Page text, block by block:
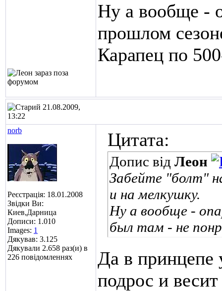
Ну а вообще -
прошлом
Карапец по
21.08.2009,
13:22
norb
Реєстрація: 18.01.2008
Звідки Ви:
Киев,Дарница
Дописи: 1.010
Images: 1
Дякував: 3.125
Дякували 2.658 раз(и) в
226 повідомленнях
Цитата:
Допис від Леон
Забейте "болт"
и на мелкушку.
Ну а вообще -
был там - не
Да в
подрос и